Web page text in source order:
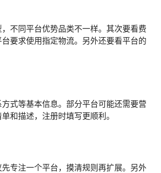
不同平台优势品类不一样。其次要看费
要求使用指定物流。另外还要看平台的
式等基本信息。部分平台可能还需要营
和描述，注册时填写更顺利。
专注一个平台，摸清规则再扩展。另外